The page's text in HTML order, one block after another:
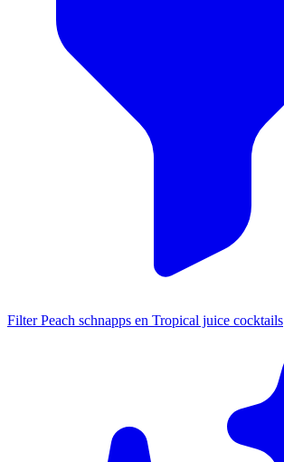
Filter Peach schnapps en Tropical juice cocktails